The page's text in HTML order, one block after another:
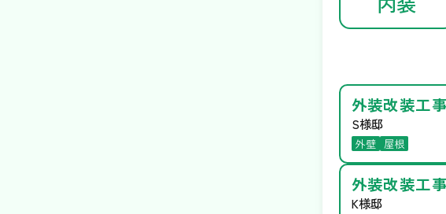
外装改装工事
S様邸
外壁 屋根
外装改装工事
K様邸